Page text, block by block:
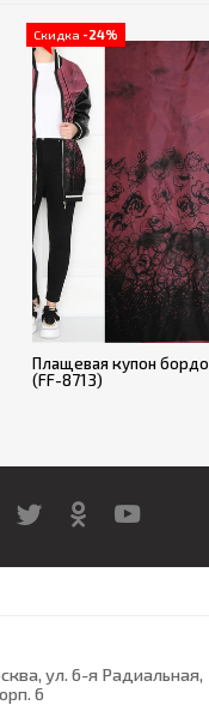
Скидка -24%
Плащевая купон бордо
(FF-8713)
ул. 6-я Радиальная,
6